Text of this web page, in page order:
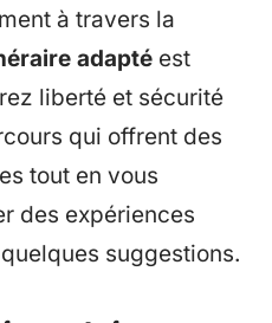
à travers la
adapté est
liberté et sécurité
qui offrent des
tout en vous
des expériences
suggestions.